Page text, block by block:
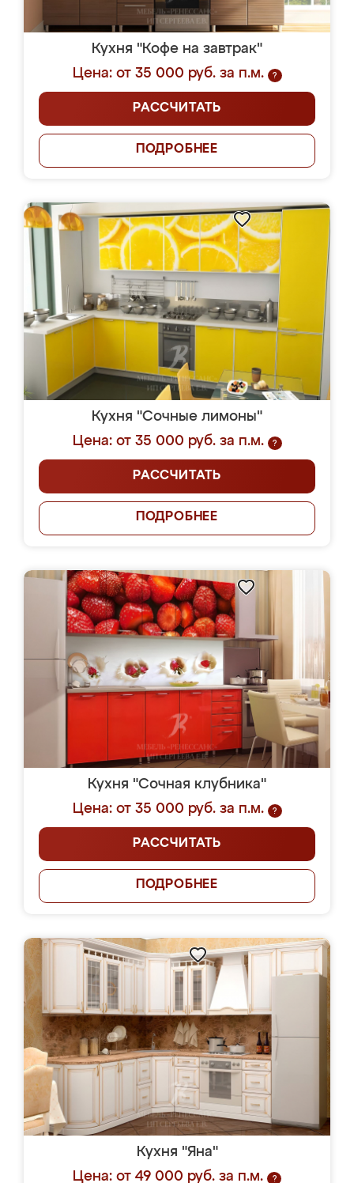
Кухня "Кофе на завтрак"
Цена: от 35 000 руб. за п.м.
?
РАССЧИТАТЬ
ПОДРОБНЕЕ
Кухня "Сочные лимоны"
Цена: от 35 000 руб. за п.м.
?
РАССЧИТАТЬ
ПОДРОБНЕЕ
Кухня "Сочная клубника"
Цена: от 35 000 руб. за п.м.
?
РАССЧИТАТЬ
ПОДРОБНЕЕ
Кухня "Яна"
Цена: от 49 000 руб. за п.м.
?